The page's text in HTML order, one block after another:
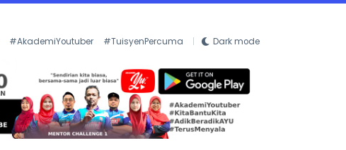
#AkademiYoutuber #TuisyenPercuma Dark mode